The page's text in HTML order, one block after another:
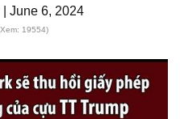
June 6, 2024
19554)